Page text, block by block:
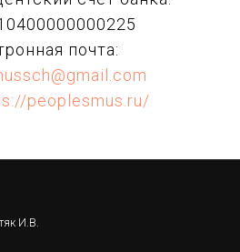
почта:
peoplesmus.ru/
И.В.